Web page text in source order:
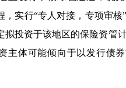
，实行“专人对接，专项审核
拟投资于该地区的保险资管
主体可能倾向于以发行债